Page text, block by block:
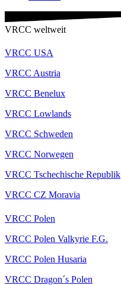
VRCC weltweit
VRCC USA
VRCC Austria
VRCC Benelux
VRCC Lowlands
VRCC Schweden
VRCC Norwegen
VRCC Tschechische Republik
VRCC CZ Moravia
VRCC Polen
VRCC Polen Valkyrie F.G.
VRCC Polen Husaria
VRCC Dragon´s Polen